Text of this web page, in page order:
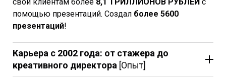
свои клиентам более 8,1 ТРИЛЛИОНОВ РУБЛЕЙ с
помощью презентаций. Создал более 5600
презентаций!
Карьера с 2002 года: от стажера до
креативного директора [Опыт]